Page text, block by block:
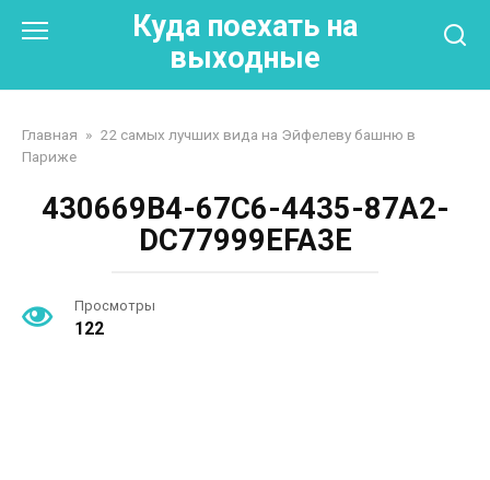
Куда поехать на
выходные
Главная » 22 самых лучших вида на Эйфелеву башню в
Париже
430669B4-67C6-4435-87A2-
DC77999EFA3E
Просмотры
122